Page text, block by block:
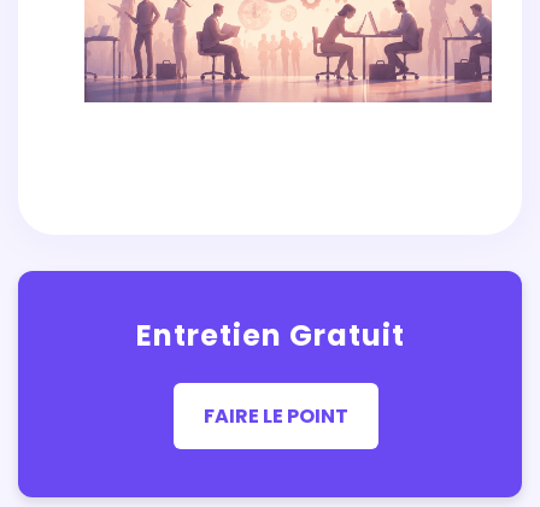
Entretien Gratuit
FAIRE LE POINT